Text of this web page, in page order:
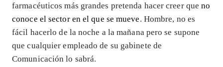
farmacéuticos más grandes pretenda hacer creer queno
conoce el sector en el que se mueve. Hombre, no es
fácil hacerlo de la noche a la mañana pero se supone
que cualquier empleado de su gabinete de
Comunicación lo sabrá.